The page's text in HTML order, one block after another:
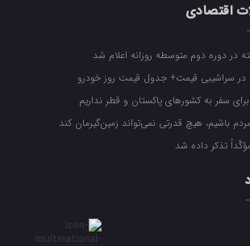
اقتصادی
در دوره دوم متوسطه روزانه اعلام شد
در سراشیبی قیمت+ جدول قیمت روز خودرو
برای سفر به کشورهای پاکستان و قطر نداریم
باشیم، هیچ قدرتی نمی‌تواند زمین‌گیرمان کند
تذکر داده شد